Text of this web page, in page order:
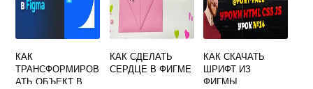
КАК
ТРАНСФОРМИРОВ
АТЬ ОБЪЕКТ В
КАК СДЕЛАТЬ
СЕРДЦЕ В ФИГМЕ
КАК СКАЧАТЬ
ШРИФТ ИЗ
ФИГМЫ